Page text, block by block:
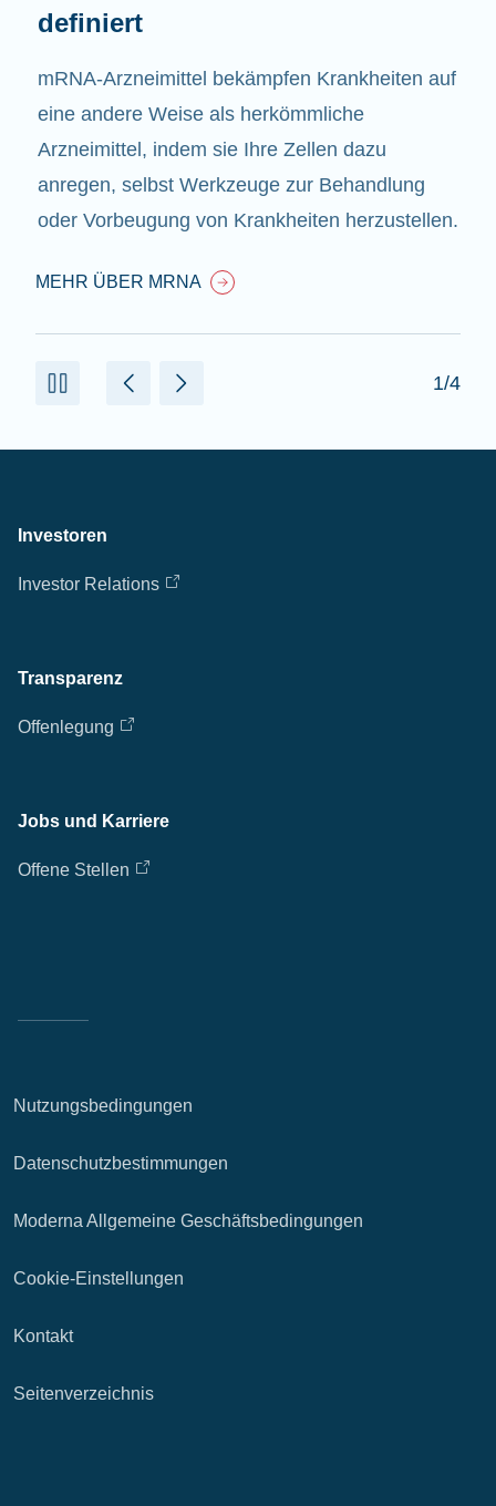
definiert
mRNA-Arzneimittel bekämpfen Krankheiten auf
eine andere Weise als herkömmliche
Arzneimittel, indem sie Ihre Zellen dazu
anregen, selbst Werkzeuge zur Behandlung
oder Vorbeugung von Krankheiten herzustellen.
MEHR ÜBER MRNA
1/4
Investoren
Investor Relations
Transparenz
Offenlegung
Jobs und Karriere
Offene Stellen
Nutzungsbedingungen
Datenschutzbestimmungen
Moderna Allgemeine Geschäftsbedingungen
Cookie-Einstellungen
Kontakt
Seitenverzeichnis